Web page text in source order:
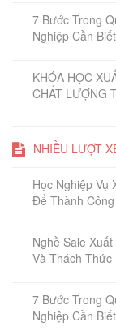
7 Bước Trong
Nghiệp Cần Biết
KHÓA HỌC
CHẤT LƯỢNG
NHIỀU LƯỢT
Học Nghiệp Vụ
Để Thành
Nghề Sale
Và Thách Thức
7 Bước Trong
Nghiệp Cần Biết